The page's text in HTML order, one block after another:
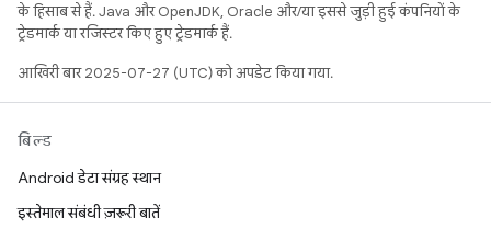
के हिसाब से हैं. Java और OpenJDK, Oracle और/या इससे जुड़ी हुई कंपनियों के
ट्रेडमार्क या रजिस्टर किए हुए ट्रेडमार्क हैं.
आखिरी बार 2025-07-27 (UTC) को अपडेट किया गया.
बिल्ड
Android डेटा संग्रह स्थान
इस्तेमाल संबंधी ज़रूरी बातें